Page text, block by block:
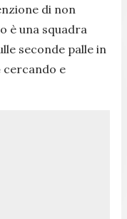
di non
è una squadra
seconde palle in
cercando e